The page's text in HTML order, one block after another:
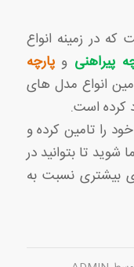
در زمینه انواع
پیراهنی وپارچه
انواع مدل های
کرده است.
را تامین کرده و
تا بتوانید در
بیشتری نسبت به